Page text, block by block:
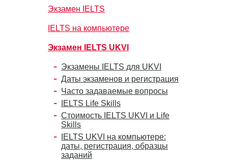
Экзамен IELTS
IELTS на компьютере
Экзамен IELTS UKVI
Экзамены IELTS для UKVI
Даты экзаменов и регистрация
Часто задаваемые вопросы
IELTS Life Skills
Стоимость IELTS UKVI и Life
Skills
IELTS UKVI на компьютере:
даты, регистрация, образцы
заданий